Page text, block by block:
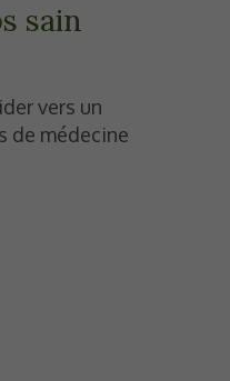
sain
vers un
de médecine